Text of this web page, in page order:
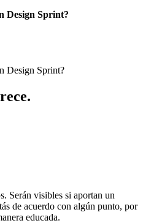
Design Sprint?
Serán visibles si aportan un
de acuerdo con algún punto, por
educada.